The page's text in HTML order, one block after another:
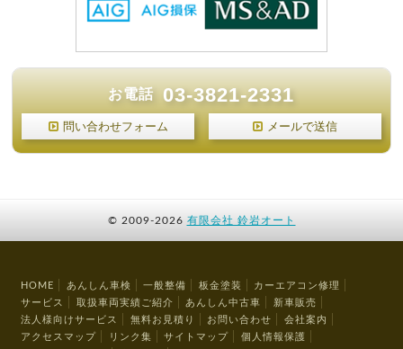
お電話 03-3821-2331
問い合わせフォーム メールで送信
© 2009-2026 有限会社 鈴岩オート
HOME あんしん車検 一般整備 板金塗装
カーエアコン修理
サービス
取扱車両実績ご紹介 あんしん中古車
新車販売
法人様向けサービス
無料お見積り お問い合わせ
会社案内
アクセスマップ
リンク集 サイトマップ 個人情報保護